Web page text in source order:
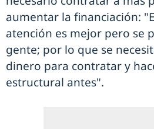
aumentar la financiación:
atención es mejor pero se
gente; por lo que se
dinero para contratar y
estructural antes".